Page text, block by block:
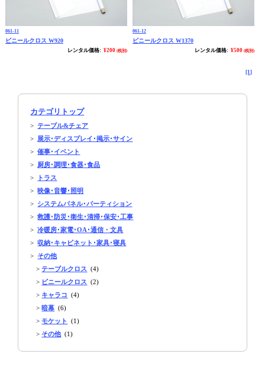
061-11
ビニールクロス W920
レンタル価格:¥200 (税別)
061-12
ビニールクロス W1370
レンタル価格:¥500 (税別)
[1]
カテゴリトップ
>テーブル&チェア
> 展示･ディスプレイ･掲示･サイン
>催事･イベント
> 厨房･調理･食器･食品
>
トラス
>映像･音響･照明
> システムパネル･パーティション
>救護･防災･衛生･清掃･保安･工事
>冷暖房･家電･OA･通信・文具
>収納･キャビネット･家具･寝具
> その他
>テーブルクロス (4)
> ビニールクロス (2)
> キャラコ (4)
>暗幕 (6)
>モケット
(1)
> その他(1)